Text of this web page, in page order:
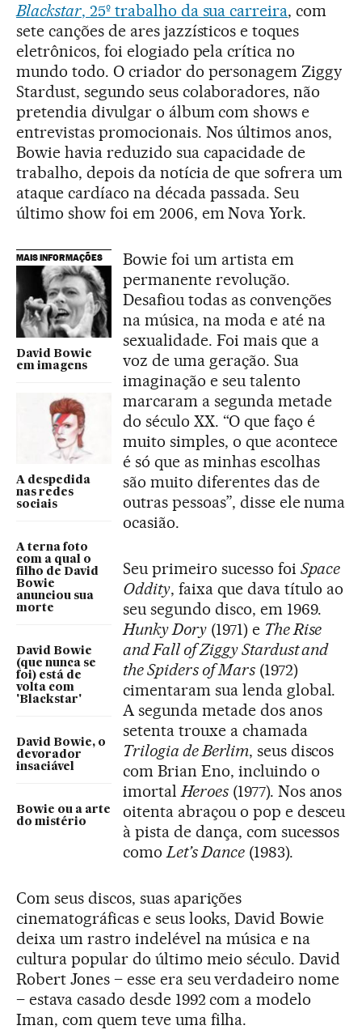
Blackstar, 25º trabalho da sua carreira, com
sete canções de ares jazzísticos e toques
eletrônicos, foi elogiado pela crítica no
mundo todo. O criador do personagem Ziggy
Stardust, segundo seus colaboradores, não
pretendia divulgar o álbum com shows e
entrevistas promocionais. Nos últimos anos,
Bowie havia reduzido sua capacidade de
trabalho, depois da notícia de que sofrera um
ataque cardíaco na década passada. Seu
último show foi em 2006, em Nova York.
MAIS INFORMAÇÕES
David Bowie
em imagens
A despedida
nas redes
sociais
A terna foto
com a qual o
filho de David
Bowie
anunciou sua
morte
David Bowie
(que nunca se
foi) está de
volta com
'Blackstar'
David Bowie, o
devorador
insaciável
Bowie ou a arte
do mistério
Bowie foi um artista em
permanente revolução.
Desafiou todas as convenções
na música, na moda e até na
sexualidade. Foi mais que a
voz de uma geração. Sua
imaginação e seu talento
marcaram a segunda metade
do século XX. “O que faço é
muito simples, o que acontece
é só que as minhas escolhas
são muito diferentes das de
outras pessoas”, disse ele numa
ocasião.
Seu primeiro sucesso foi Space
Oddity, faixa que dava título ao
seu segundo disco, em 1969.
Hunky Dory(1971) e The Rise
and Fall of Ziggy Stardust and
the Spiders of Mars(1972)
cimentaram sua lenda global.
A segunda metade dos anos
setenta trouxe a chamada
Trilogia de Berlim, seus discos
com Brian Eno, incluindo o
imortalHeroes(1977). Nos anos
oitenta abraçou o pop e desceu
à pista de dança, com sucessos
comoLet’s Dance(1983).
Com seus discos, suas aparições
cinematográficas e seus looks, David Bowie
deixa um rastro indelével na música e na
cultura popular do último meio século. David
Robert Jones – esse era seu verdadeiro nome
– estava casado desde 1992 com a modelo
Iman, com quem teve uma filha.